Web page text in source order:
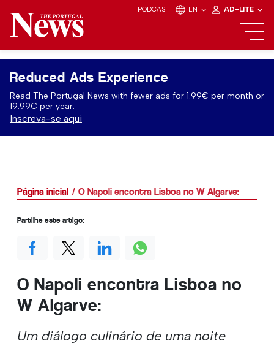
PODCAST EN AD-LITE
Reduced Ads Experience
Read The Portugal News with fewer ads for 1.99€ per month or
19.99€ per year.
Inscreva-se aqui
Página inicial O Napoli encontra Lisboa no W Algarve:
O Napoli encontra Lisboa no
W Algarve:
Um diálogo culinário de uma noite
Partilhe este artigo: